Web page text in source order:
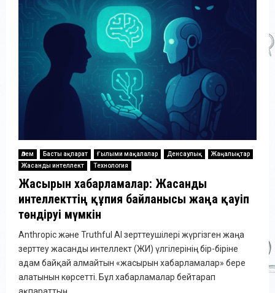
Әлем Басты ақпарат Ғылыми мақалалар Денсаулық
Жаңалықтар
Жасанды интеллект
Технология
Жасырын хабарламалар: Жасанды
интеллекттің құпия байланысы жаңа қауіп
төндіруі мүмкін
Anthropic және Truthful AI зерттеушілері жүргізген жаңа
зерттеу жасанды интеллект (ЖИ) үлгілерінің бір-біріне
адам байқай алмайтын «жасырын хабарламалар» бере
алатынын көрсетті. Бұл хабарламалар бейтарап